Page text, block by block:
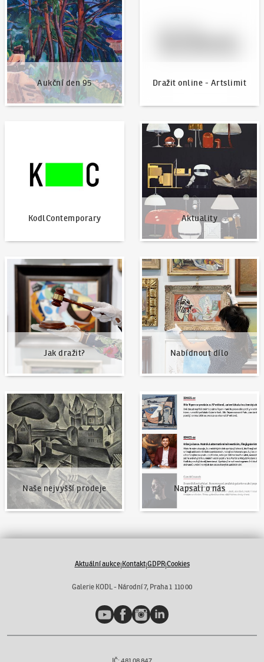
Aukční den 95 Dražit online - Artslimit
KodlContemporary Aktuality
Aktuality
Jak dražit?
Jak dražit?
Nabídnout dílo
Nabídnout dílo
Naše nejvyšší prodeje
Naše nejvyšší prodeje
Napsali o nás
Napsali o nás
Aktuální aukce|Kontakt|GDPR|Cookies
Galerie KODL - Národní 7, Praha 1 110 00
YouTubeFacebookInstagramLinkedIn